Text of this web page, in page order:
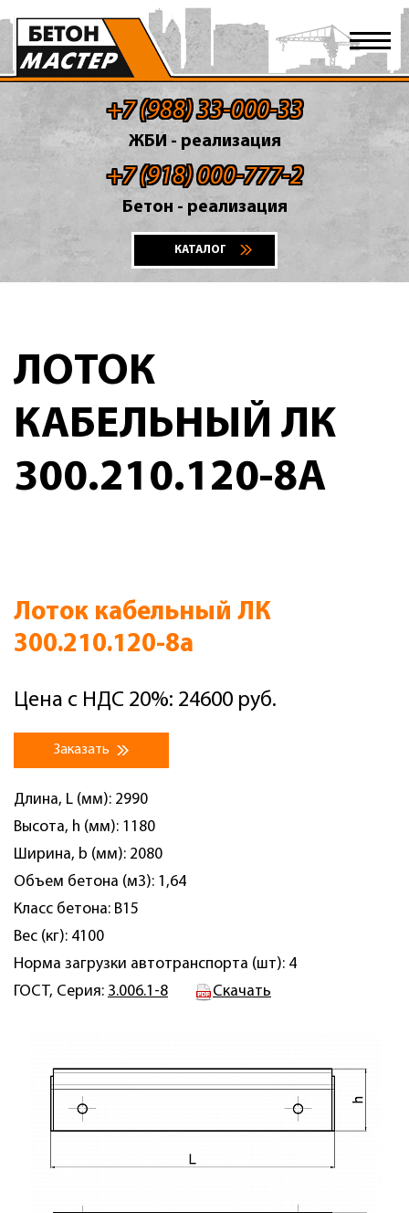
+7 (988) 33-000-33
ЖБИ - реализация
+7 (918) 000-777-2
Бетон - реализация
КАТАЛОГ
ЛОТОК
КАБЕЛЬНЫЙ ЛК
300.210.120-8А
Лоток кабельный ЛК
300.210.120-8а
Цена с НДС 20%: 24600 руб.
Заказать
Длина, L (мм): 2990
Высота, h (мм): 1180
Ширина, b (мм): 2080
Объем бетона (м3): 1,64
Класс бетона: B15
Вес (кг): 4100
Норма загрузки автотранспорта (шт): 4
ГОСТ, Серия: 3.006.1-8 Скачать